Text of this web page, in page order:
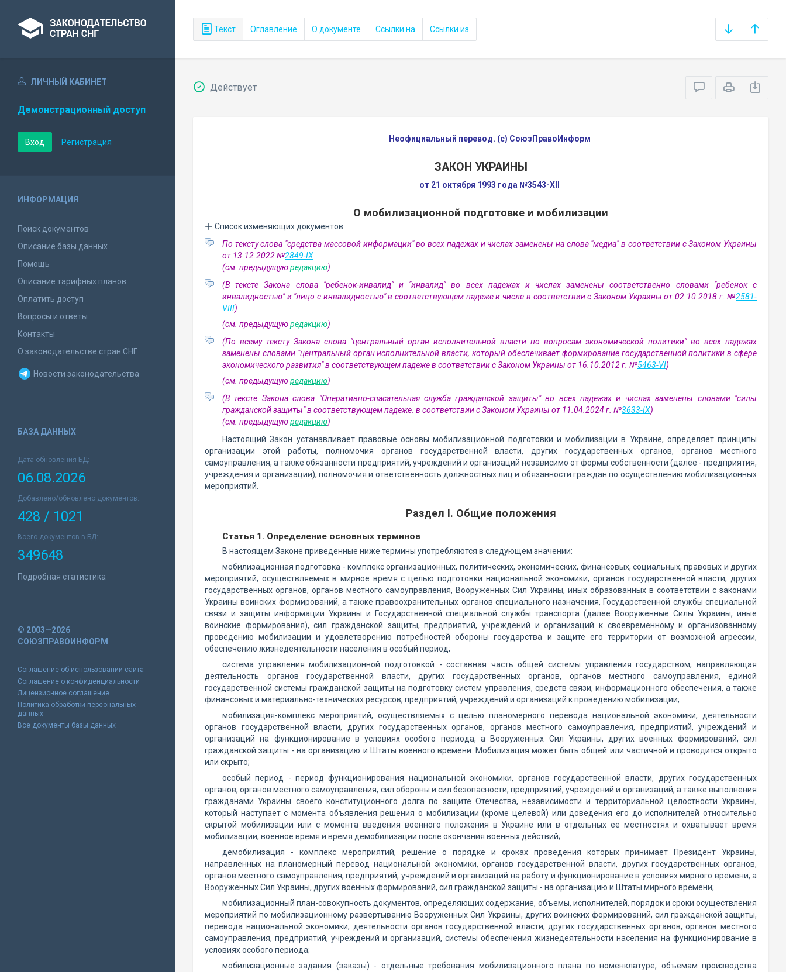
Текст Оглавление О документе Ссылки на Ссылки из
ЛИЧНЫЙ КАБИНЕТ
Демонстрационный доступ
Вход Регистрация
ИНФОРМАЦИЯ
Поиск документов
Описание базы данных
Помощь
Описание тарифных планов
Оплатить доступ
Вопросы и ответы
Контакты
О законодательстве стран СНГ
Новости законодательства
БАЗА ДАННЫХ
Дата обновления БД:
06.08.2026
Добавлено/обновлено документов:
428 / 1021
Всего документов в БД:
349648
Подробная статистика
© 2003—2026
СОЮЗПРАВОИНФОРМ
Соглашение об использовании сайта
Соглашение о конфиденциальности
Лицензионное соглашение
Политика обработки персональных
данных
Все документы базы данных
Действует
Неофициальный перевод. (с) СоюзПравоИнформ
ЗАКОН УКРАИНЫ
от 21 октября 1993 года №3543-XII
О мобилизационной подготовке и мобилизации
Список изменяющих документов
По тексту слова "средства массовой информации" во всех падежах и числах заменены на слова "медиа" в соответствии с Законом Украины
от 13.12.2022 №2849-IX
(см. предыдущуюредакцию)
(В тексте Закона слова "ребенок-инвалид" и "инвалид" во всех падежах и числах заменены соответственно словами "ребенок с
инвалидностью" и "лицо с инвалидностью" в соответствующем падеже и числе в соответствии с Законом Украины от 02.10.2018 г. №2581-
VIII)
(см. предыдущуюредакцию)
(По всему тексту Закона слова "центральный орган исполнительной власти по вопросам экономической политики" во всех падежах
заменены словами "центральный орган исполнительной власти, который обеспечивает формирование государственной политики в сфере
экономического развития" в соответствующем падеже в соответствии с Законом Украины от 16.10.2012 г. №5463-VI)
(см. предыдущуюредакцию)
(В тексте Закона слова "Оперативно-спасательная служба гражданской защиты" во всех падежах и числах заменены словами "силы
гражданской защиты" в соответствующем падеже. в соответствии с Законом Украины от 11.04.2024 г. №3633-IX)
(см. предыдущуюредакцию)
Настоящий Закон устанавливает правовые основы мобилизационной подготовки и мобилизации в Украине, определяет принципы
организации этой работы, полномочия органов государственной власти, других государственных органов, органов местного
самоуправления, а также обязанности предприятий, учреждений и организаций независимо от формы собственности (далее - предприятия,
учреждения и организации), полномочия и ответственность должностных лиц и обязанности граждан по осуществлению мобилизационных
мероприятий.
Раздел I. Общие положения
Статья 1. Определение основных терминов
В настоящем Законе приведенные ниже термины употребляются в следующем значении:
мобилизационная подготовка - комплекс организационных, политических, экономических, финансовых, социальных, правовых и других
мероприятий, осуществляемых в мирное время с целью подготовки национальной экономики, органов государственной власти, других
государственных органов, органов местного самоуправления, Вооруженных Сил Украины, иных образованных в соответствии с законами
Украины воинских формирований, а также правоохранительных органов специального назначения, Государственной службы специальной
связи и защиты информации Украины и Государственной специальной службы транспорта (далее Вооруженные Силы Украины, иные
воинские формирования), сил гражданской защиты, предприятий, учреждений и организаций к своевременному и организованному
проведению мобилизации и удовлетворению потребностей обороны государства и защите его территории от возможной агрессии,
обеспечению жизнедеятельности населения в особый период;
система управления мобилизационной подготовкой - составная часть общей системы управления государством, направляющая
деятельность органов государственной власти, других государственных органов, органов местного самоуправления, единой
государственной системы гражданской защиты на подготовку систем управления, средств связи, информационного обеспечения, а также
финансовых и материально-технических ресурсов, предприятий, учреждений и организаций к проведению мобилизации;
мобилизация-комплекс мероприятий, осуществляемых с целью планомерного перевода национальной экономики, деятельности
органов государственной власти, других государственных органов, органов местного самоуправления, предприятий, учреждений и
организаций на функционирование в условиях особого периода, а Вооруженных Сил Украины, других военных формирований, сил
гражданской защиты - на организацию и Штаты военного времени. Мобилизация может быть общей или частичной и проводится открыто
или скрыто;
особый период - период функционирования национальной экономики, органов государственной власти, других государственных
органов, органов местного самоуправления, сил обороны и сил безопасности, предприятий, учреждений и организаций, а также выполнения
гражданами Украины своего конституционного долга по защите Отечества, независимости и территориальной целостности Украины,
который наступает с момента объявления решения о мобилизации (кроме целевой) или доведения его до исполнителей относительно
скрытой мобилизации или с момента введения военного положения в Украине или в отдельных ее местностях и охватывает время
мобилизации, военное время и время демобилизации после окончания военных действий;
демобилизация - комплекс мероприятий, решение о порядке и сроках проведения которых принимает Президент Украины,
направленных на планомерный перевод национальной экономики, органов государственной власти, других государственных органов,
органов местного самоуправления, предприятий, учреждений и организаций на работу и функционирование в условиях мирного времени, а
Вооруженных Сил Украины, других военных формирований, сил гражданской защиты - на организацию и Штаты мирного времени;
мобилизационный план-совокупность документов, определяющих содержание, объемы, исполнителей, порядок и сроки осуществления
мероприятий по мобилизационному развертыванию Вооруженных Сил Украины, других воинских формирований, сил гражданской защиты,
перевода национальной экономики, деятельности органов государственной власти, других государственных органов, органов местного
самоуправления, предприятий, учреждений и организаций, системы обеспечения жизнедеятельности населения на функционирование в
условиях особого периода;
мобилизационные задания (заказы) - отдельные требования мобилизационного плана по номенклатуре, объемам производства